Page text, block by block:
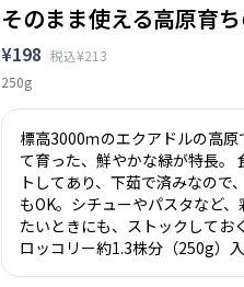
そのまま使える高原育
¥198 税込¥213
250g
標高3000ｍのエクアドルの高
て育った、鮮やかな緑が特長。
トしてあり、下茹で済みなので
もOK。シチューやパスタなど
たいときにも、ストックしてお
ロッコリー約1.3株分（250g）